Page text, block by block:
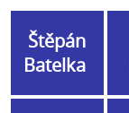
Štěpán
Batelka